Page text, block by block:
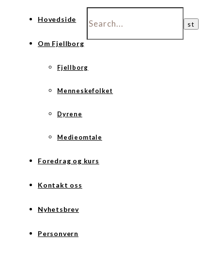
Hovedside
Om Fjellborg
Fjellborg
Menneskefolket
Dyrene
Medieomtale
Foredrag og kurs
Kontakt oss
Nyhetsbrev
Personvern